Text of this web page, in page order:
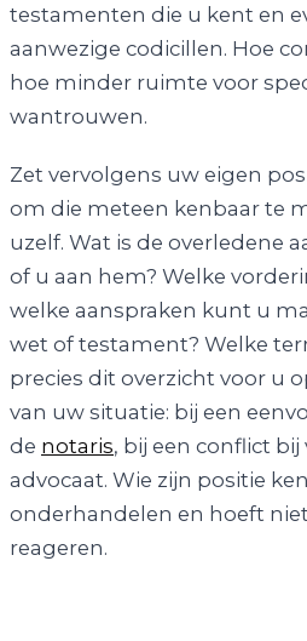
testamenten die u kent en
aanwezige codicillen. Hoe
hoe minder ruimte voor
wantrouwen.
Zet vervolgens uw eigen
om die meteen kenbaar te
uzelf. Wat is de overledene
of u aan hem? Welke
welke aanspraken kunt u
wet of testament? Welke
precies dit overzicht voor u
van uw situatie: bij een
de notaris, bij een conflict
advocaat. Wie zijn positie
onderhandelen en hoeft
reageren.